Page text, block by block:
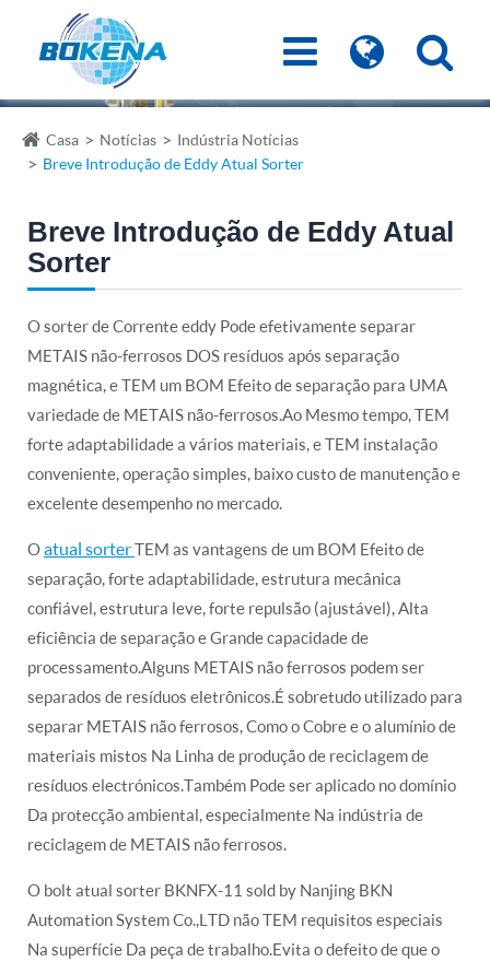
Casa Notícias
Indústria Notícias
Breve Introdução de Eddy Atual Sorter
Breve Introdução de Eddy Atual
Sorter
O sorter de Corrente eddy Pode efetivamente separar
METAIS não-ferrosos DOS resíduos após separação
magnética, e TEM um BOM Efeito de separação para UMA
variedade de METAIS não-ferrosos.Ao Mesmo tempo, TEM
forte adaptabilidade a vários materiais, e TEM instalação
conveniente, operação simples, baixo custo de manutenção e
excelente desempenho no mercado.
Oatual sorterTEM as vantagens de um BOM Efeito de
separação, forte adaptabilidade, estrutura mecânica
confiável, estrutura leve, forte repulsão (ajustável), Alta
eficiência de separação e Grande capacidade de
processamento.Alguns METAIS não ferrosos podem ser
separados de resíduos eletrônicos.É sobretudo utilizado para
separar METAIS não ferrosos, Como o Cobre e o alumínio de
materiais mistos Na Linha de produção de reciclagem de
resíduos electrónicos.Também Pode ser aplicado no domínio
Da protecção ambiental, especialmente Na indústria de
reciclagem de METAIS não ferrosos.
O bolt atual sorter BKNFX-11 sold by Nanjing BKN
Automation System Co.,LTD não TEM requisitos especiais
Na superfície Da peça de trabalho.Evita o defeito de que o